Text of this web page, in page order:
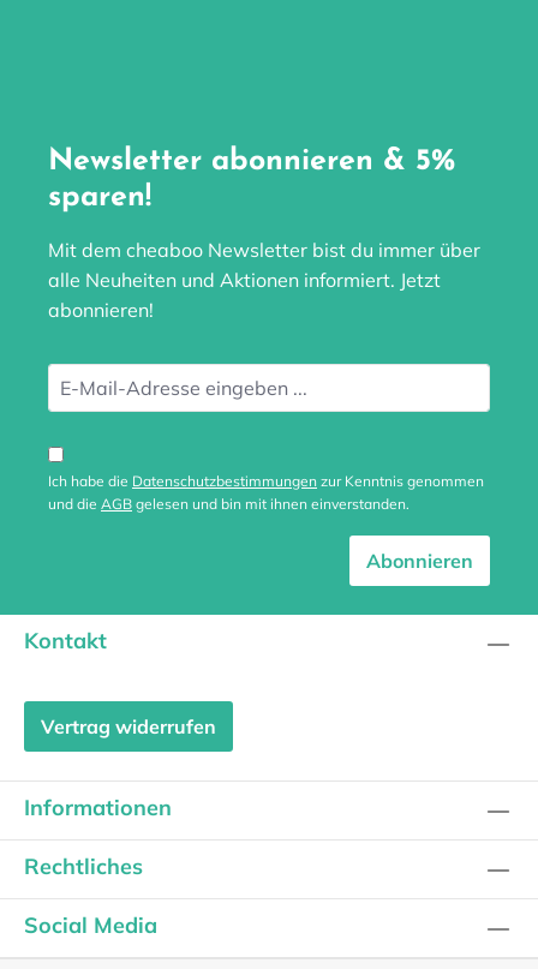
Newsletter abonnieren & 5%
sparen!
Mit dem cheaboo Newsletter bist du immer über
alle Neuheiten und Aktionen informiert. Jetzt
abonnieren!
Ich habe die Datenschutzbestimmungen zur Kenntnis genommen
und die AGB gelesen und bin mit ihnen einverstanden.
Abonnieren
Kontakt
Vertrag widerrufen
Informationen
Rechtliches
Social Media